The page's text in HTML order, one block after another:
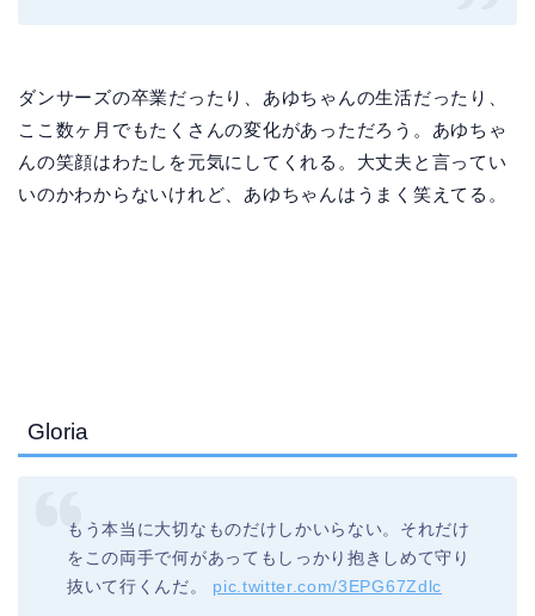
ダンサーズの卒業だったり、あゆちゃんの生活だったり、
ここ数ヶ月でもたくさんの変化があっただろう。あゆちゃ
んの笑顔はわたしを元気にしてくれる。大丈夫と言ってい
いのかわからないけれど、あゆちゃんはうまく笑えてる。
Gloria
もう本当に大切なものだけしかいらない。それだけ
をこの両手で何があってもしっかり抱きしめて守り
抜いて行くんだ。 pic.twitter.com/3EPG67Zdlc